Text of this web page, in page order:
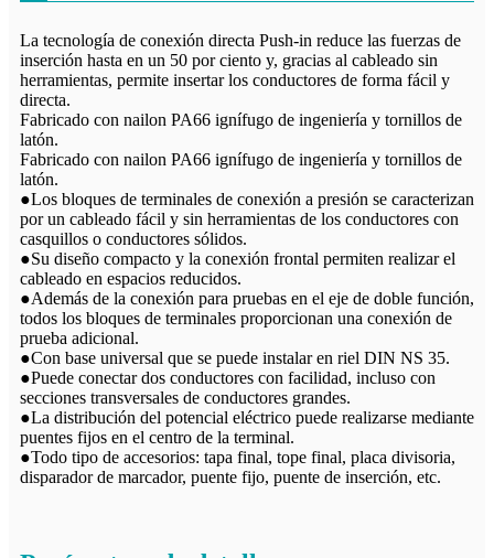
La tecnología de conexión directa Push-in reduce las fuerzas de
inserción hasta en un 50 por ciento y, gracias al cableado sin
herramientas, permite insertar los conductores de forma fácil y
directa.
Fabricado con nailon PA66 ignífugo de ingeniería y tornillos de
latón.
Fabricado con nailon PA66 ignífugo de ingeniería y tornillos de
latón.
●Los bloques de terminales de conexión a presión se caracterizan
por un cableado fácil y sin herramientas de los conductores con
casquillos o conductores sólidos.
●Su diseño compacto y la conexión frontal permiten realizar el
cableado en espacios reducidos.
●Además de la conexión para pruebas en el eje de doble función,
todos los bloques de terminales proporcionan una conexión de
prueba adicional.
●Con base universal que se puede instalar en riel DIN NS 35.
●Puede conectar dos conductores con facilidad, incluso con
secciones transversales de conductores grandes.
●La distribución del potencial eléctrico puede realizarse mediante
puentes fijos en el centro de la terminal.
●Todo tipo de accesorios: tapa final, tope final, placa divisoria,
disparador de marcador, puente fijo, puente de inserción, etc.